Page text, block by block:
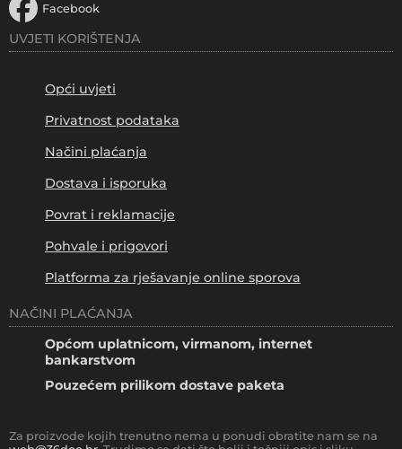
Facebook
UVJETI KORIŠTENJA
Opći uvjeti
Privatnost podataka
Načini plaćanja
Dostava i isporuka
Povrat i reklamacije
Pohvale i prigovori
Platforma za rješavanje online sporova
NAČINI PLAĆANJA
Općom uplatnicom, virmanom, internet
bankarstvom
Pouzećem prilikom dostave paketa
Za proizvode kojih trenutno nema u ponudi obratite nam se na